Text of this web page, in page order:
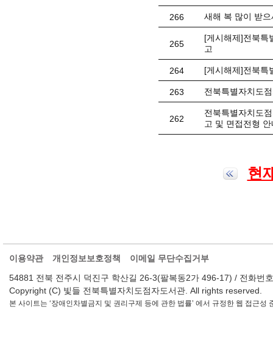
266 새해 복 많이 받
265
[게시해제]전북특
고
264 [게시해제]전북특
263 전북특별자치도
262
전북특별자치도
고 및 면접전형 안
현
이용약관 개인정보보호정책
이메일 무단수집거부
54881 전북 전주시 덕진구 학산길 26-3(팔복동2가 496-17) / 전화
Copyright (C) 빛들 전북특별자치도점자도서관. All rights reserved.
본 사이트는 ‘장애인차별금지 및 권리구제 등에 관한 법률’ 에서 규정한 웹 접근